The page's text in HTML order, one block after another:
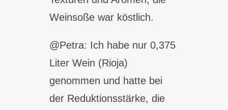
Weinsoße war köstlich.
@Petra: Ich habe nur 0,375
Liter Wein (Rioja)
genommen und hatte bei
der Reduktionsstärke, die